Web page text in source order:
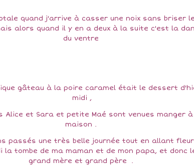
quand j'arrive à casser une noix sans briser le
alors quand il y en a deux à la suite c'est la
du ventre
gâteau à la poire caramel était le dessert
midi ,
Alice et Sara et petite Maé sont venues manger
maison .
passés une très belle journée tout en allant
la tombe de ma maman et de mon papa, et donc
grand mère et grand père .